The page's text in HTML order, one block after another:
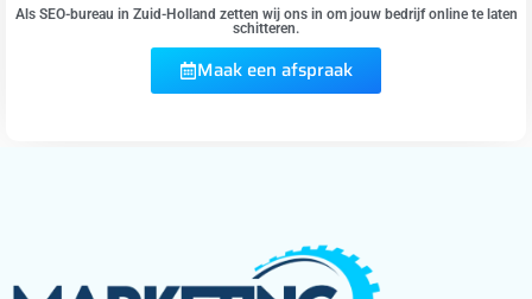
Als SEO-bureau in Zuid-Holland zetten wij ons in om jouw bedrijf online te laten
schitteren.
Maak een afspraak